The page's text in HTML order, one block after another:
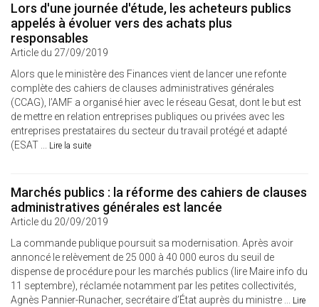
Lors d'une journée d'étude, les acheteurs publics
appelés à évoluer vers des achats plus
responsables
Article du 27/09/2019
Alors que le ministère des Finances vient de lancer une refonte
complète des cahiers de clauses administratives générales
(CCAG), l’AMF a organisé hier avec le réseau Gesat, dont le but est
de mettre en relation entreprises publiques ou privées avec les
entreprises prestataires du secteur du travail protégé et adapté
(ESAT ... Lire la suite
Marchés publics : la réforme des cahiers de clauses
administratives générales est lancée
Article du 20/09/2019
La commande publique poursuit sa modernisation. Après avoir
annoncé le relèvement de 25 000 à 40 000 euros du seuil de
dispense de procédure pour les marchés publics (lire Maire info du
11 septembre), réclamée notamment par les petites collectivités,
Agnès Pannier-Runacher, secrétaire d’État auprès du ministre ... Lire